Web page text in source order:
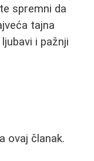
spremni da
tajna
i pažnji
ovaj članak.